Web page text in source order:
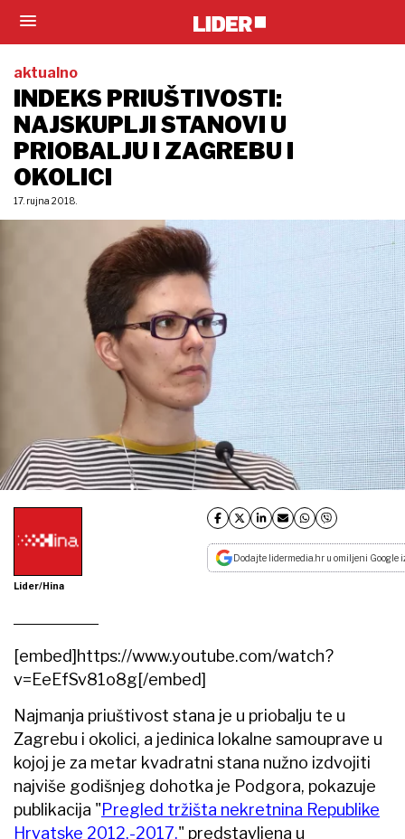
aktualno
INDEKS PRIUŠTIVOSTI:
NAJSKUPLJI STANOVI U
PRIOBALJU I ZAGREBU I
OKOLICI
17. rujna 2018.
Lider/Hina
Dodajte lidermedia.hr u omiljeni Google
[embed]https://www.youtube.com/watch?
v=EeEfSv81o8g[/embed]
Najmanja priuštivost stana je u priobalju te u
Zagrebu i okolici, a jedinica lokalne samouprave u
kojoj je za metar kvadratni stana nužno izdvojiti
najviše godišnjeg dohotka je Podgora, pokazuje
publikacija "Pregled tržišta nekretnina Republike
Hrvatske 2012.-2017." predstavljena u